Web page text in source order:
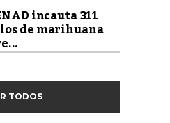
incauta 311
de marihuana
TODOS